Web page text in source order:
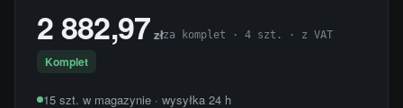
2 882,97 złza komplet · 4 szt. · z VAT
Komplet
15 szt. w magazynie · wysyłka 24 h